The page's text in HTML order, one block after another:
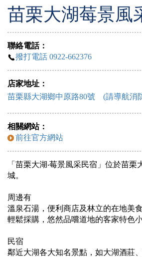
苗栗大湖莓景風
聯絡電話：
撥打電話 0922-662376
店家地址：
苗栗縣大湖鄉中原路80號 (請導航消
相關網站：
前往官方網站
「苗栗大湖‧莓景風采民宿」位於苗
城。
周邊有
溫泉石湯，便利商店及林立的在地美
輕鬆採購，悠然品嚐道地的客家特色
民宿
鄰近大湖各大知名景點，如大湖酒莊